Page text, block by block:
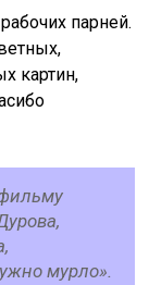
парней.
картин,
мурло».